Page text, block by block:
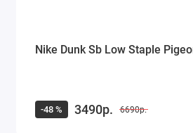
Nike Dunk Sb Low Staple
-48 % 3490р. 6690р.